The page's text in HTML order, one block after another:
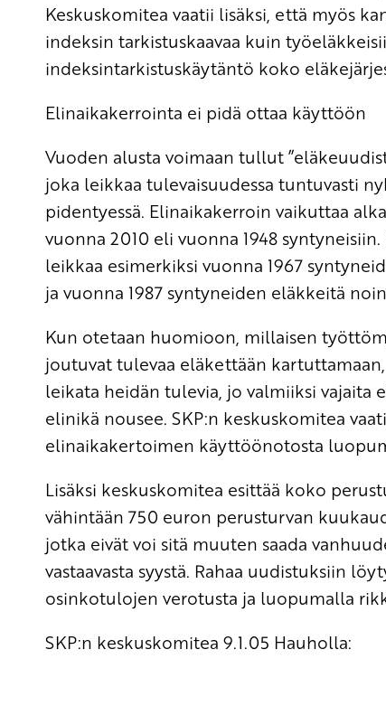
Keskuskomitea vaatii lisäksi, että myös
indeksin tarkistuskaavaa kuin
indeksintarkistuskäytäntö koko
Elinaikakerrointa ei pidä ottaa käyttöön
Vuoden alusta voimaan tullut
joka leikkaa tulevaisuudessa tuntuvasti
pidentyessä. Elinaikakerroin vaikuttaa
vuonna 2010 eli vuonna 1948
leikkaa esimerkiksi vuonna 1967
ja vuonna 1987 syntyneiden eläkkeitä
Kun otetaan huomioon, millaisen
joutuvat tulevaa eläkettään
leikata heidän tulevia, jo valmiiksi vajaita
elinikä nousee. SKP:n keskuskomitea
elinaikakertoimen käyttöönotosta
Lisäksi keskuskomitea esittää koko
vähintään 750 euron perusturvan
jotka eivät voi sitä muuten saada
vastaavasta syystä. Rahaa uudistuksiin
osinkotulojen verotusta ja luopumalla
SKP:n keskuskomitea 9.1.05 Hauholla: